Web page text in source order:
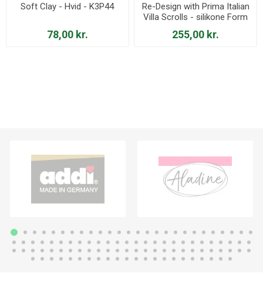
Soft Clay - Hvid - K3P44
78,00 kr.
Re-Design with Prima Italian
Villa Scrolls - silikone Form
- 636371
255,00 kr.